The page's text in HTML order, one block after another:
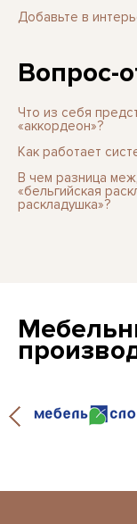
Добавьте в
Вопрос-
Что из себя
«аккордеон»?
Как работает
В чем разница
«бельгийская
раскладушка»?